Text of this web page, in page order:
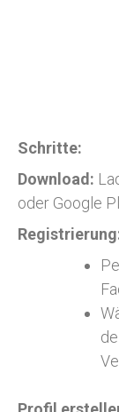
Schritte:
Download:
oder Google